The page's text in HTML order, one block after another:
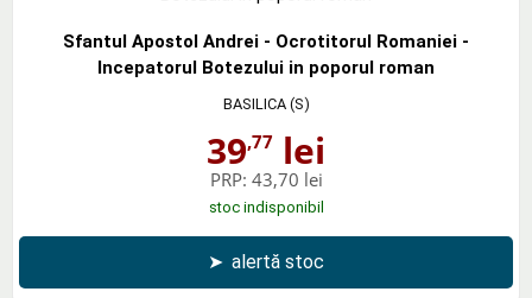
Sfantul Apostol Andrei - Ocrotitorul Romaniei -
Incepatorul Botezului in poporul roman
BASILICA (S)
39,77 lei
PRP: 43,70 lei
stoc indisponibil
➤ alertă stoc